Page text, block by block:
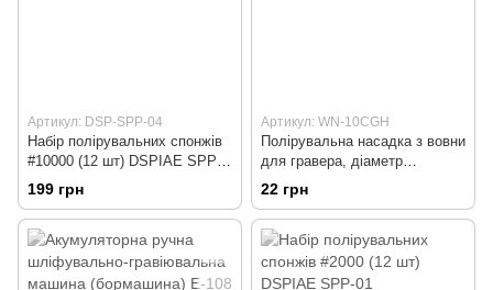
Артикул: DSP-SPP-04
Набір полірувальних спонжів
#10000 (12 шт) DSPIAE SPP-
04
199 грн
Артикул: WN-10CGH
Полірувальна насадка з вовни
для гравера, діаметр
хвостовика 3мм
22 грн